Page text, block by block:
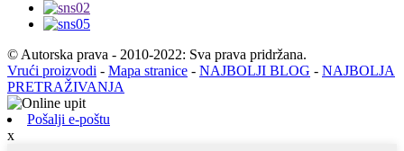
© Autorska prava - 2010-2022: Sva prava pridržana.
Vrući proizvodi - Mapa stranice - NAJBOLJI BLOG - NAJBOLJA
PRETRAŽIVANJA
Pošalji e-poštu
x